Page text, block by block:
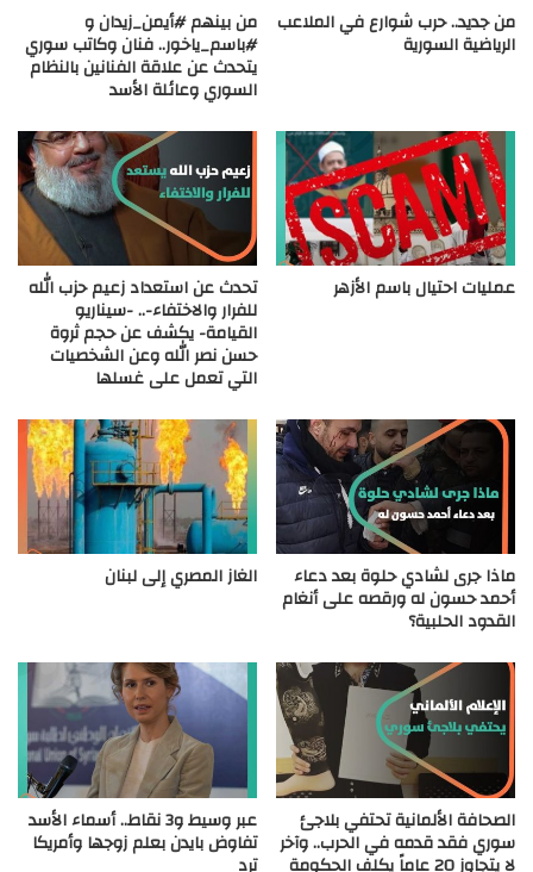
من جديد.. حرب شوارع في الملاعب
الرياضية السورية
من بينهم #أيمن_زيدان و
#باسم_ياخور.. فنان وكاتب سوري
يتحدث عن علاقة الفنانين بالنظام
السوري وعائلة الأسد
عمليات احتيال باسم الأزهر تحدث عن استعداد زعيم حزب الله
للفرار والاختفاء-.. -سيناريو
القيامة- يكشف عن حجم ثروة
حسن نصر الله وعن الشخصيات
التي تعمل على غسلها
ماذا جرى لشادي حلوة بعد دعاء
أحمد حسون له ورقصه على أنغام
القدود الحلبية؟
الغاز المصري إلى لبنان
الصحافة الألمانية تحتفي بلاجئ
سوري فقد قدمه في الحرب.. وآخر
لا يتجاوز 20 عاماً يكلف الحكومة
عبر وسيط و3 نقاط.. أسماء الأسد
تفاوض بايدن بعلم زوجها وأمريكا
ترد